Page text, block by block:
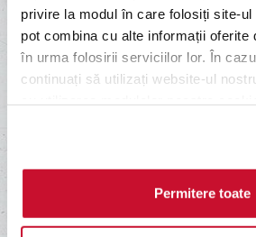
privire la modul în care folosiți site-
pot combina cu alte informații oferite
în urma folosirii serviciilor lor. În
continuați să utilizați website-ul
Permitere toate
Ce sunt cookie-urile plasate de terți?
Anumite secțiuni de conținut de pe
furnizate prin intermediul unor terțe
HUT® și nu sunt acoperite de
vă asigurați că sunteți de